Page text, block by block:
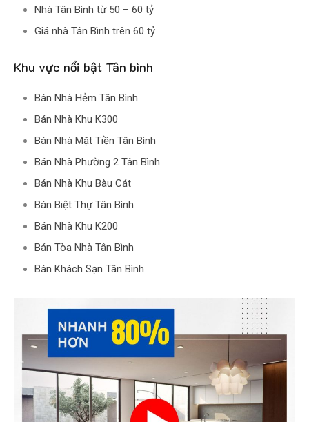
Nhà Tân Bình từ 50 – 60 tỷ
Giá nhà Tân Bình trên 60 tỷ
Khu vực nổi bật Tân bình
Bán Nhà Hẻm Tân Bình
Bán Nhà Khu K300
Bán Nhà Mặt Tiền Tân Bình
Bán Nhà Phường 2 Tân Bình
Bán Nhà Khu Bàu Cát
Bán Biệt Thự Tân Bình
Bán Nhà Khu K200
Bán Tòa Nhà Tân Bình
Bán Khách Sạn Tân Bình